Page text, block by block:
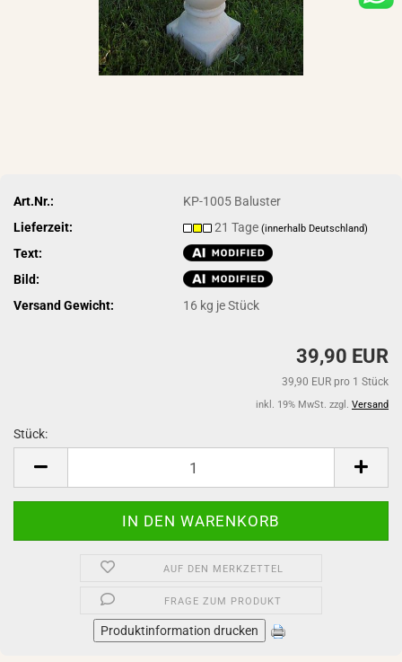
Art.Nr.:
KP-1005 Baluster
Lieferzeit:
21 Tage(innerhalb Deutschland)
Text:
Bild:
Versand Gewicht:
16 kg je Stück
39,90 EUR
39,90 EUR pro 1 Stück
inkl. 19% MwSt. zzgl. Versand
Stück:
AUF DEN MERKZETTEL
FRAGE ZUM PRODUKT
Produktinformation drucken